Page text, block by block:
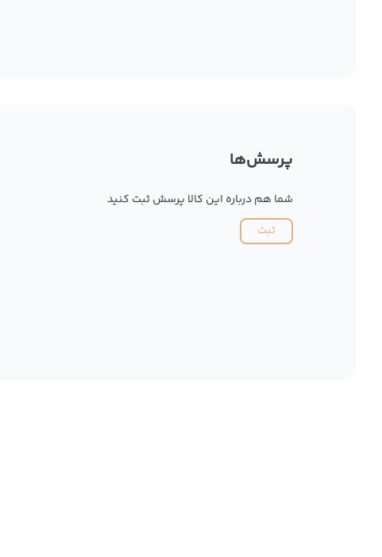
پرسش‌ها
شما هم درباره این کالا پرسش ثبت کنید
ثبت